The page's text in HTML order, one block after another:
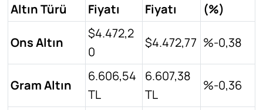
Altın Türü
Fiyatı
Fiyatı
(%)
Ons Altın
$4.472,2
0
$4.472,77 %-0,38
Gram Altın
6.606,54
TL
6.607,38
TL
%-0,36